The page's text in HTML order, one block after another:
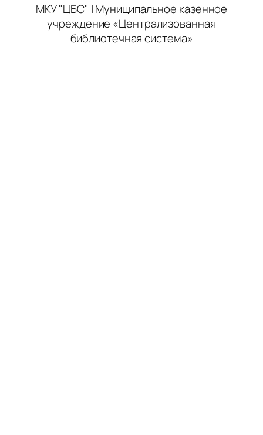
МКУ "ЦБС" | Муниципальное казенное
учреждение «Централизованная
библиотечная система»